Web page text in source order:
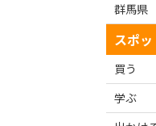
群馬県
スポ
買う
学ぶ